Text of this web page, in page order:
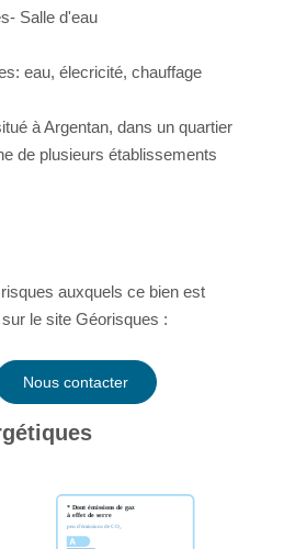
Salle d'eau
eau, élecricité, chauffage
à Argentan, dans un quartier
de plusieurs établissements
auxquels ce bien est
le site Géorisques :
Nous contacter